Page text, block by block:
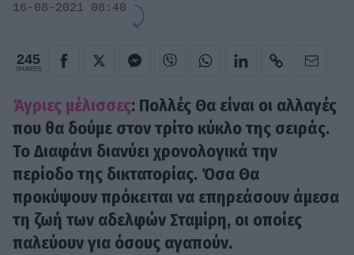
16-08-2021 08:40
245
SHARES
Άγριες μέλισσες: Πολλές Θα είναι οι αλλαγές
που θα δούμε στον τρίτο κύκλο της σειράς.
Το Διαφάνι διανύει χρονολογικά την
περίοδο της δικτατορίας. Όσα Θα
προκύψουν πρόκειται να επηρεάσουν άμεσα
τη ζωή των αδελφών Σταμίρη, οι οποίες
παλεύουν για όσους αγαπούν.